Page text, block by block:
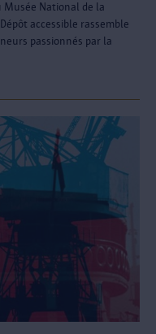
Musée National de la
accessible rassemble
passionnés par la